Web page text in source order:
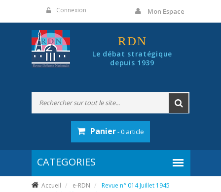
Connexion Mon Espace
RDN
Le débat stratégique
depuis 1939
Panier- 0 article
Accueil e-RDN
Revue n° 014 Juillet 1945